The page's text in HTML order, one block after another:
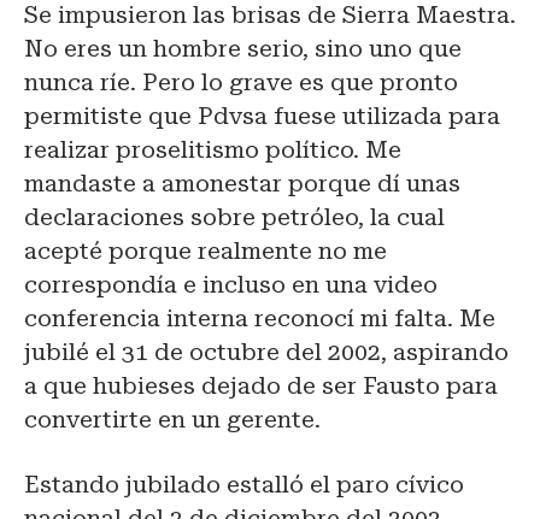
Se impusieron las brisas de Sierra Maestra.
No eres un hombre serio, sino uno que
nunca ríe. Pero lo grave es que pronto
permitiste que Pdvsa fuese utilizada para
realizar proselitismo político. Me
mandaste a amonestar porque dí unas
declaraciones sobre petróleo, la cual
acepté porque realmente no me
correspondía e incluso en una video
conferencia interna reconocí mi falta. Me
jubilé el 31 de octubre del 2002, aspirando
a que hubieses dejado de ser Fausto para
convertirte en un gerente.
Estando jubilado estalló el paro cívico